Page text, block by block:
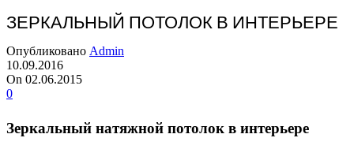
ЗЕРКАЛЬНЫЙ ПОТОЛОК В ИНТЕРЬЕРЕ
Опубликовано Admin
10.09.2016
On 02.06.2015
0
Зеркальный натяжной потолок в интерьере